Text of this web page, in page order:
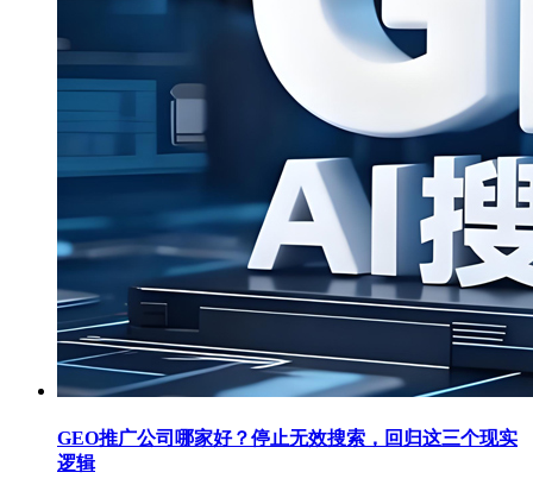
GEO推广公司哪家好？停止无效搜索，回归这三个现实
逻辑